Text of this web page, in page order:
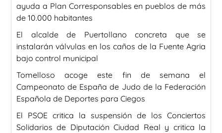
ayuda a Plan Corresponsables en pueblos de más
de 10.000 habitantes
El alcalde de Puertollano concreta que se
instalarán válvulas en los caños de la Fuente Agria
bajo control municipal
Tomelloso acoge este fin de semana el
Campeonato de España de Judo de la Federación
Española de Deportes para Ciegos
El PSOE critica la suspensión de los Conciertos
Solidarios de Diputación Ciudad Real y critica la